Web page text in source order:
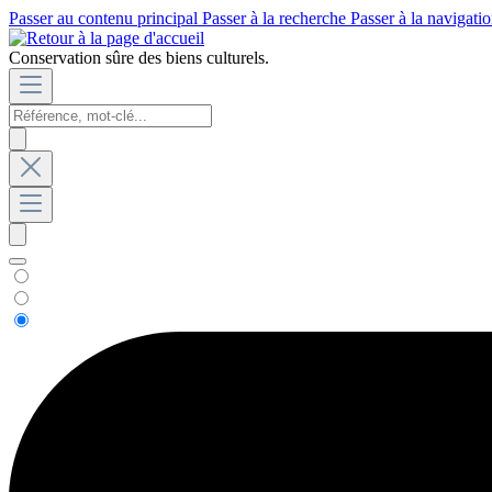
Passer au contenu principal Passer à la recherche Passer à la
Conservation sûre des biens culturels.